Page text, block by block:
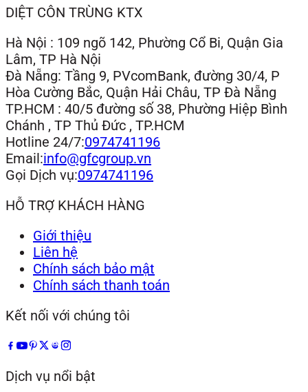
DIỆT CÔN TRÙNG KTX
Hà Nội : 109 ngõ 142, Phường Cổ Bi, Quận Gia
Lâm, TP Hà Nội
Đà Nẵng: Tầng 9, PVcomBank, đường 30/4, P
Hòa Cường Bắc, Quận Hải Châu, TP Đà Nẵng
TP.HCM : 40/5 đường số 38, Phường Hiệp Bình
Chánh , TP Thủ Đức , TP.HCM
Hotline 24/7:0974741196
Email:info@gfcgroup.vn
Gọi Dịch vụ:0974741196
HỖ TRỢ KHÁCH HÀNG
Giới thiệu
Liên hệ
Chính sách bảo mật
Chính sách thanh toán
Kết nối với chúng tôi
Dịch vụ nổi bật